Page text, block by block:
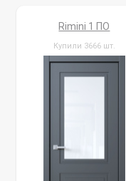
Rimini 1 ПО
Купили 3666 шт.